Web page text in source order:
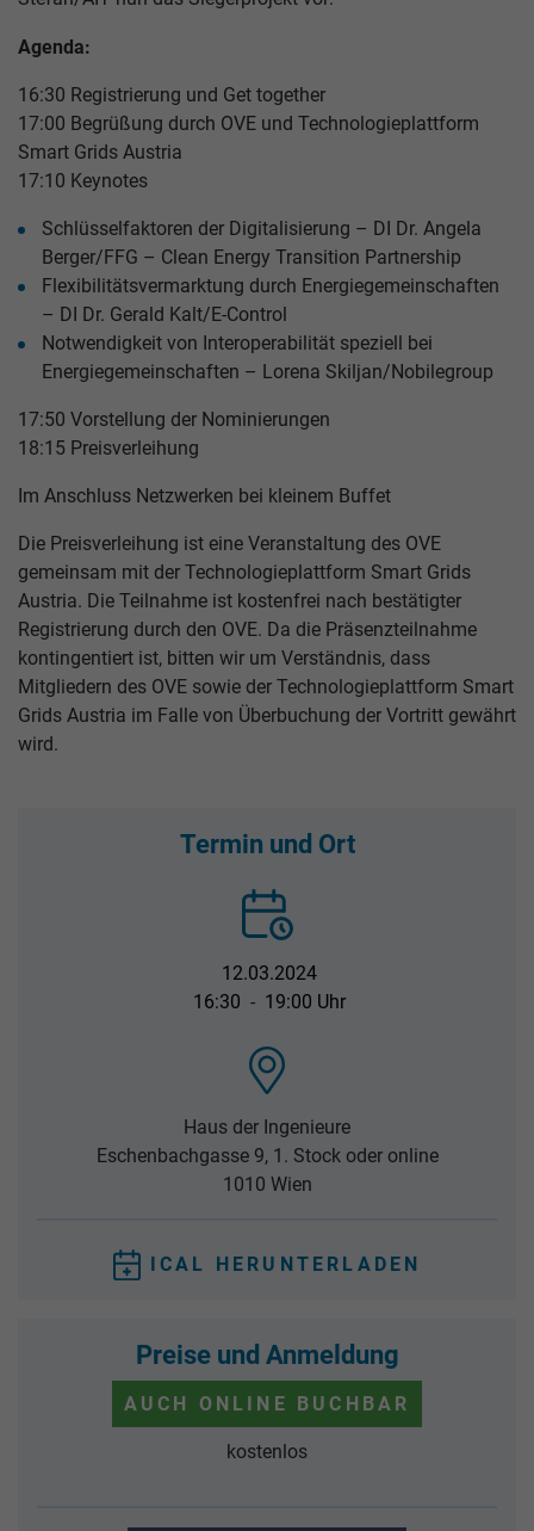
Agenda:
16:30 Registrierung und Get together
17:00 Begrüßung durch OVE und Technologieplattform
Smart Grids Austria
17:10 Keynotes
Schlüsselfaktoren der Digitalisierung – DI Dr. Angela
Berger/FFG – Clean Energy Transition Partnership
Flexibilitätsvermarktung durch Energiegemeinschaften
– DI Dr. Gerald Kalt/E-Control
Notwendigkeit von Interoperabilität speziell bei
Energiegemeinschaften – Lorena Skiljan/Nobilegroup
17:50 Vorstellung der Nominierungen
18:15 Preisverleihung
Im Anschluss Netzwerken bei kleinem Buffet
Die Preisverleihung ist eine Veranstaltung des OVE
gemeinsam mit der Technologieplattform Smart Grids
Austria. Die Teilnahme ist kostenfrei nach bestätigter
Registrierung durch den OVE. Da die Präsenzteilnahme
kontingentiert ist, bitten wir um Verständnis, dass
Mitgliedern des OVE sowie der Technologieplattform Smart
Grids Austria im Falle von Überbuchung der Vortritt gewährt
wird.
Termin und Ort
12.03.2024
16:30 - 19:00 Uhr
Haus der Ingenieure
Eschenbachgasse 9, 1. Stock oder online
1010 Wien
ICAL HERUNTERLADEN
Preise und Anmeldung
AUCH ONLINE BUCHBAR
kostenlos